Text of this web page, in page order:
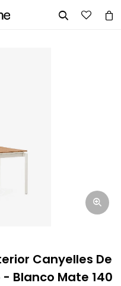

Canyelles De
Blanco Mate 140